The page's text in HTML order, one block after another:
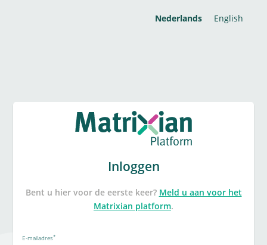
Nederlands English
Inloggen
Bent u hier voor de eerste keer? Meld u aan voor het
Matrixian platform.
E-mailadres*